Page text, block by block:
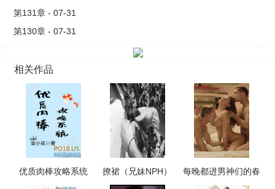
第131章 - 07-31
第130章 - 07-31
相关作品
优质肉棒攻略系统
撩裙（兄妹NPH）
每晚都进男神们的春